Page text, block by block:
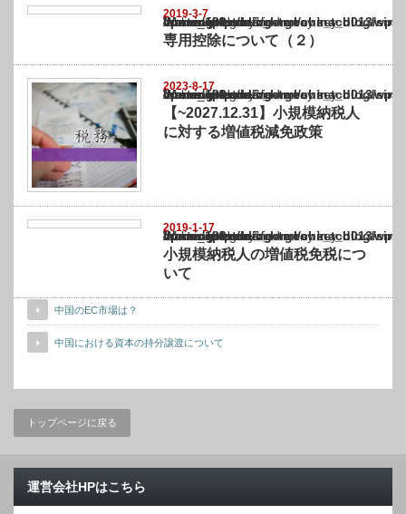
2019-3-7
Warning
: Undefined array key "show_category" in
/home/netst/kuno-cpa.co.jp/public_html/china_blog/wp-content/themes/
on line183
専用控除について（２）
2023-8-17
Warning
: Undefined array key "show_category" in
/home/netst/kuno-cpa.co.jp/public_html/china_blog/wp-content/themes/
on line183
【~2027.12.31】小規模納税人
に対する増値税減免政策
2019-1-17
Warning
: Undefined array key "show_category" in
/home/netst/kuno-cpa.co.jp/public_html/china_blog/wp-content/themes/
on line183
小規模納税人の増値税免税につ
いて
中国のEC市場は？
中国における資本の持分譲渡について
トップページに戻る
運営会社HPはこちら